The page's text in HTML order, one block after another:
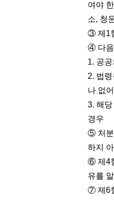
여야
소, 청
③ 제1
④ 다음
1. 공
2. 법
나 없
3. 해
경우
⑤ 처분
하지
⑥ 제4
유를
⑦ 제6